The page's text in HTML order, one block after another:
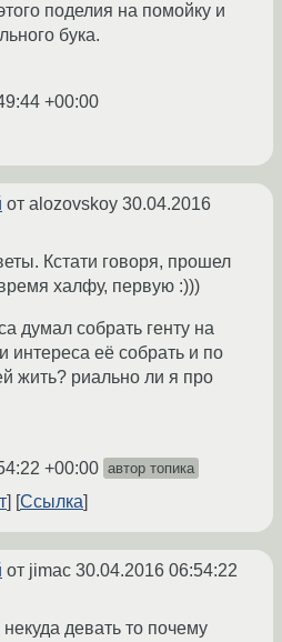
поделия на помойку и
бука.
+00:00
от alozovskoy 30.04.2016
Кстати говоря, прошел
халфу, первую :)))
думал собрать генту на
интереса её собрать и по
жить? риально ли я про
+00:00 автор топика
Ссылка
от jimac 30.04.2016 06:54:22
девать то почему